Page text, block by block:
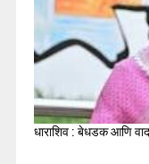
धाराशिव : बेधडक आणि